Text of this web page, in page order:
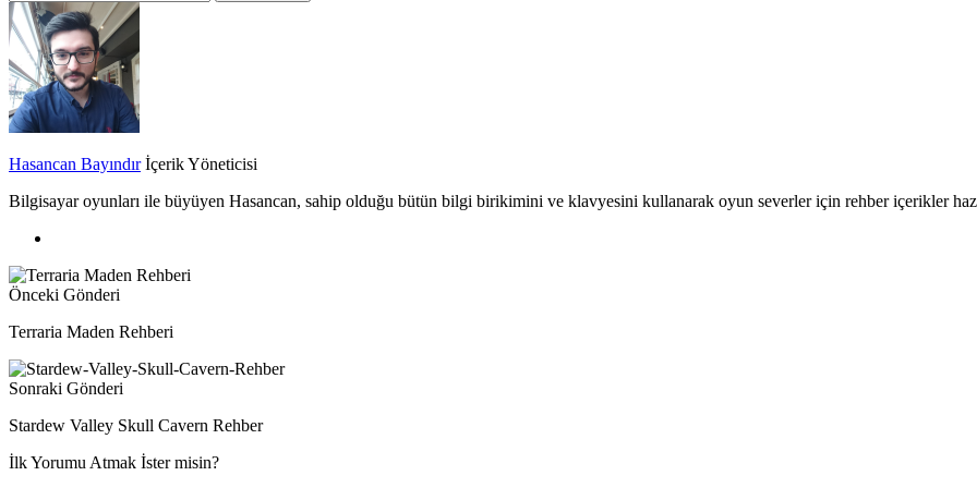
Hasancan Bayındır İçerik Yöneticisi
Bilgisayar oyunları ile büyüyen Hasancan, sahip olduğu bütün bilgi birikimini ve klavyesini kullanarak oyun severler için rehber içerikler
Önceki Gönderi
Terraria Maden Rehberi
Sonraki Gönderi
Stardew Valley Skull Cavern Rehber
İlk Yorumu Atmak İster misin?